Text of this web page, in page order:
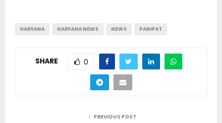
HARYANA HARYANA NEWS NEWS PANIPAT
SHARE 0
PREVIOUS POST